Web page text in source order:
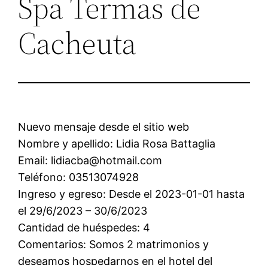
Cacheuta
Nuevo mensaje desde el sitio web
Nombre y apellido: Lidia Rosa Battaglia
Email: lidiacba@hotmail.com
Teléfono: 03513074928
Ingreso y egreso: Desde el 2023-01-01 hasta
el 29/6/2023 – 30/6/2023
Cantidad de huéspedes: 4
Comentarios: Somos 2 matrimonios y
deseamos hospedarnos en el hotel del